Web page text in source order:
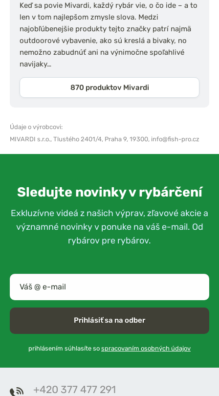
Keď sa povie Mivardi, každý rybár vie, o čo ide – a to
len v tom najlepšom zmysle slova. Medzi
najobľúbenejšie produkty tejto značky patrí najmä
outdoorové vybavenie, ako sú kreslá a bivaky, no
nemožno zabudnúť ani na výnimočne spoľahlivé
navijaky…
870 produktov Mivardi
Údaje o výrobcovi:
MIVARDI s.r.o., Tlustého 2401/4, Praha 9, 19300, info@fish-pro.cz
Sledujte novinky v rybárčení
Exkluzívne videá z našich výprav, zľavové akcie a
významné novinky v ponuke na váš e-mail. Od
rybárov pre rybárov.
Prihlásiť sa na odber
prihlásením súhlasíte so spracovaním osobných údajov
+420 377 477 291